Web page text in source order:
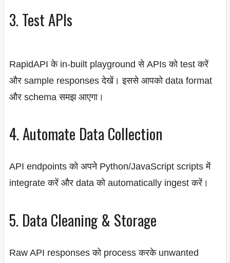
3. Test APIs
RapidAPI के in-built playground से APIs को test करें
और sample responses देखें। इससे आपको data format
और schema समझ आएगा।
4. Automate Data Collection
API endpoints को अपने Python/JavaScript scripts में
integrate करें और data को automatically ingest करें।
5. Data Cleaning & Storage
Raw API responses को process करके unwanted